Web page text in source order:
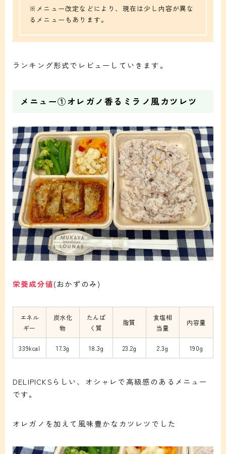
※メニュー改定などにより、現在は少し内容が異な
るメニューもあります。
ランキング形式でレビューしていきます。
メニュー①オレガノ香るミラノ風カツレツ
栄養成分値(おかずのみ)
エネル
ギー
炭水化
物
たんぱ
く質
脂質
食塩相
当量
内容量
339kcal 17.3g 18.3g 23.2g 2.3g 190g
DELIPICKSらしい、オシャレで高級感のあるメニュー
です。
オレガノを加えて風味豊かなカツレツでした